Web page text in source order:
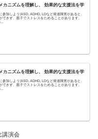
カニズムを理解し、 効果的な支援法を学
参加しよう!ASD, ADHD, LDなど発達障害があると、
できず、親子でストレスをためることがあります。
カニズムを理解し、 効果的な支援法を学
参加しよう!ASD, ADHD, LDなど発達障害があると、
できず、親子でストレスをためることがあります。
演会